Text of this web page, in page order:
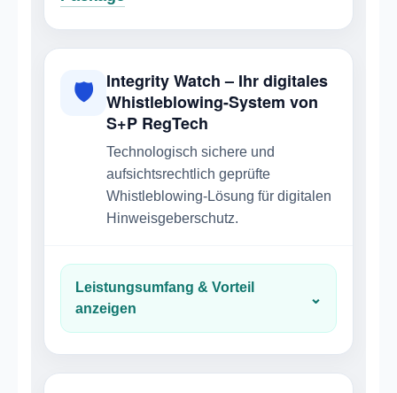
🛡
Integrity Watch – Ihr digitales
Whistleblowing-System von
S+P RegTech
Technologisch sichere und
aufsichtsrechtlich geprüfte
Whistleblowing-Lösung für digitalen
Hinweisgeberschutz.
Leistungsumfang & Vorteil
anzeigen
⌄